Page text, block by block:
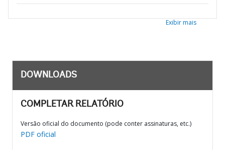
Exibir mais
DOWNLOADS
COMPLETAR RELATÓRIO
Versão oficial do documento (pode conter assinaturas, etc.)
PDF oficial